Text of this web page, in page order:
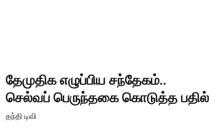
தேமுதிக எழுப்பிய சந்தேகம்..
செல்வப் பெருந்தகை கொடுத்த பதில்
தந்தி டிவி